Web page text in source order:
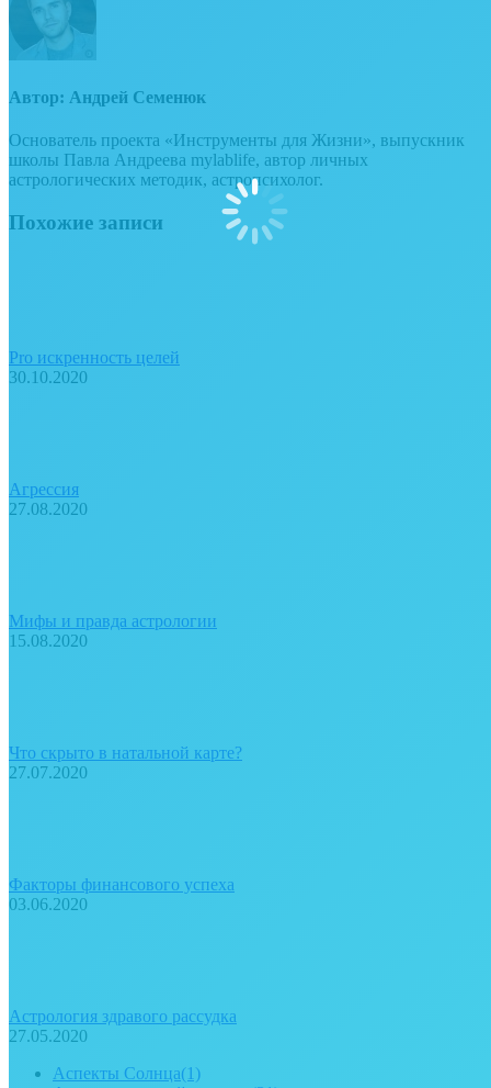
Автор: Андрей Семенюк
Основатель проекта «Инструменты для Жизни», выпускник
школы Павла Андреева mylablife, автор личных
астрологических методик, астропсихолог.
Похожие записи
Pro искренность целей
30.10.2020
Агрессия
27.08.2020
Мифы и правда астрологии
15.08.2020
Что скрыто в натальной карте?
27.07.2020
Факторы финансового успеха
03.06.2020
Астрология здравого рассудка
27.05.2020
Аспекты Солнца(1)